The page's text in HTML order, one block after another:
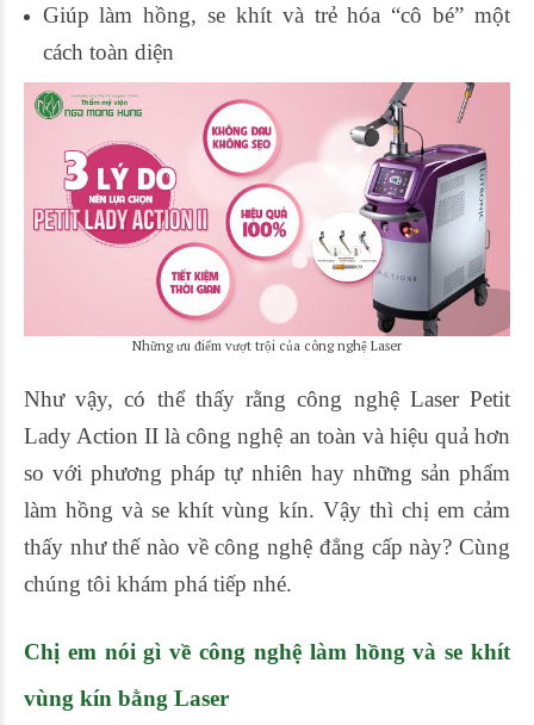
Giúp làm hồng, se khít và trẻ hóa “cô bé” một
cách toàn diện
Những ưu điểm vượt trội của công nghệ Laser
Như vậy, có thể thấy rằng công nghệ Laser Petit
Lady Action II là công nghệ an toàn và hiệu quả hơn
so với phương pháp tự nhiên hay những sản phẩm
làm hồng và se khít vùng kín. Vậy thì chị em cảm
thấy như thế nào về công nghệ đẳng cấp này? Cùng
chúng tôi khám phá tiếp nhé.
Chị em nói gì về công nghệ làm hồng và se khít
vùng kín bằng Laser